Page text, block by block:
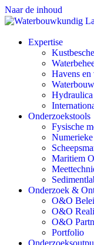
Naar de inhoud
Expertise
Havens en
Hydraulica
Onderzoekstools
Fysische
Maritiem
Onderzoek &
O&O
O&O
O&O
Portfolio